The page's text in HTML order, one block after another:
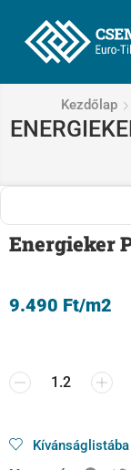
Kezdőlap
Energieker
9.490 Ft/m2
Kívánságlistába